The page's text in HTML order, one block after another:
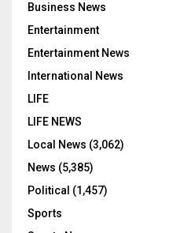
Business News
Entertainment
Entertainment News
International News
LIFE
LIFE NEWS
Local News (3,062)
News (5,385)
Political (1,457)
Sports